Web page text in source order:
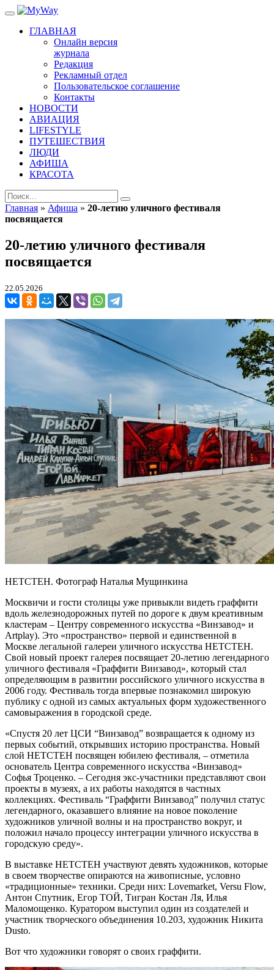
ГЛАВНАЯ
Онлайн версия
журнала
Редакция
Рекламный отдел
Пользовательское соглашение
Контакты
НОВОСТИ
АВИАЦИЯ
LIFESTYLE
ПУТЕШЕСТВИЯ
ЛЮДИ
АФИША
КРАСОТА
Главная » Афиша » 20-летию уличного фестиваля
посвящается
20-летию уличного фестиваля
посвящается
22.05.2026
НЕТСТЕН. Фотограф Наталья Мущинкина
Москвичи и гости столицы уже привыкли видеть граффити
вдоль железнодорожных путей по дороге к двум креативным
кластерам – Центру современного искусства «Винзавод» и
Artplay). Это «пространство» первой и единственной в
Москве легальной галереи уличного искусства НЕТСТЕН.
Свой новый проект галерея посвящает 20-летию легендарного
уличного фестиваля «Граффити Винзавод», который стал
определяющим в развитии российского уличного искусства в
2006 году. Фестиваль тогда впервые познакомил широкую
публику с одной из самых актуальных форм художественного
самовыражения в городской среде.
«Спустя 20 лет ЦСИ “Винзавод” возвращается к одному из
первых событий, открывших историю пространства. Новый
слой НЕТСТЕН посвящен юбилею фестиваля, – отметила
основатель Центра современного искусства «Винзавод»
Софья Троценко. – Сегодня экс-участники представляют свои
проекты в музеях, а их работы находятся в частных
коллекциях. Фестиваль “Граффити Винзавод” получил статус
легендарного, оказавшего влияние на новое поколение
художников уличной волны и на пространство вокруг, и
положил начало процессу интеграции уличного искусства в
городскую среду».
В выставке НЕТСТЕН участвуют девять художников, которые
в своем творчестве опираются на живописные, условно
«традиционные» техники. Среди них: Lovemarket, Versu Flow,
Антон Спутник, Егор ТОЙ, Тигран Костан Ля, Илья
Маломощенко. Куратором выступил один из создателей и
участник творческого объединения 10.203, художник Никита
Dusto.
Вот что художники говорят о своих граффити.